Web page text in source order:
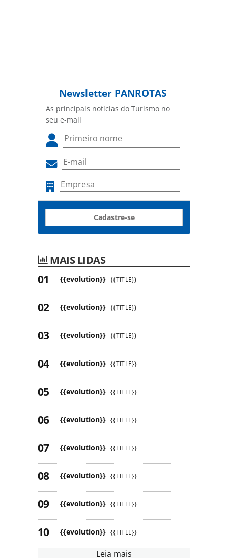
Newsletter PANROTAS
As principais notícias do Turismo no
seu e-mail
Cadastre-se
MAIS LIDAS
{{evolution}} {{TITLE}}
{{evolution}} {{TITLE}}
{{evolution}} {{TITLE}}
{{evolution}} {{TITLE}}
{{evolution}} {{TITLE}}
{{evolution}} {{TITLE}}
{{evolution}} {{TITLE}}
{{evolution}} {{TITLE}}
{{evolution}} {{TITLE}}
{{evolution}} {{TITLE}}
Leia mais